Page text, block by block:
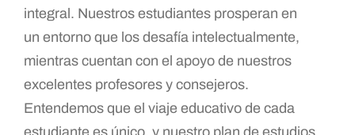
integral. Nuestros estudiantes prosperan en
un entorno que los desafía intelectualmente,
mientras cuentan con el apoyo de nuestros
excelentes profesores y consejeros.
Entendemos que el viaje educativo de cada